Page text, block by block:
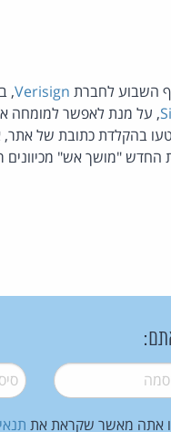
השבוע לחברת Verisign
,
, על מנת לאפשר למומחה
בהקלדת כתובת של
החדש "מושך אש" מכיוונים
*
אתה מאשר שקראת את